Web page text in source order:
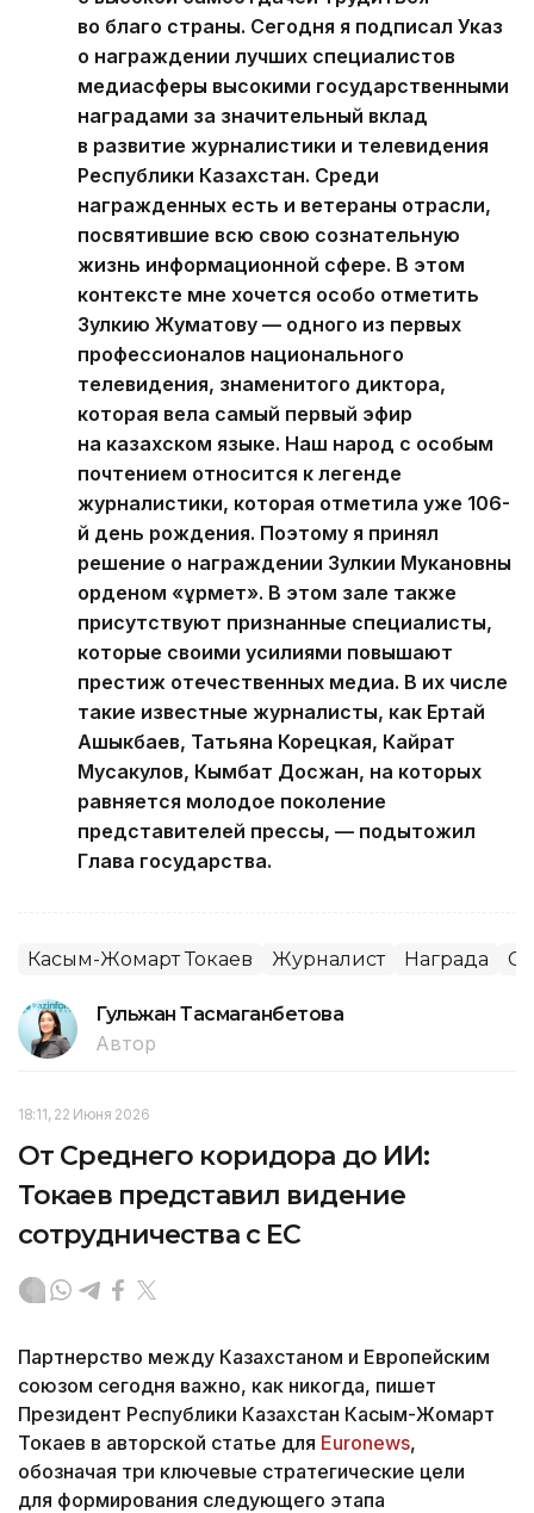
во благо страны. Сегодня я подписал Указ
о награждении лучших специалистов
медиасферы высокими государственными
наградами за значительный вклад
в развитие журналистики и телевидения
Республики Казахстан. Среди
награжденных есть и ветераны отрасли,
посвятившие всю свою сознательную
жизнь информационной сфере. В этом
контексте мне хочется особо отметить
Зулкию Жуматову — одного из первых
профессионалов национального
телевидения, знаменитого диктора,
которая вела самый первый эфир
на казахском языке. Наш народ с особым
почтением относится к легенде
журналистики, которая отметила уже 106-
й день рождения. Поэтому я принял
решение о награждении Зулкии Мукановны
орденом «Құрмет». В этом зале также
присутствуют признанные специалисты,
которые своими усилиями повышают
престиж отечественных медиа. В их числе
такие известные журналисты, как Ертай
Ашыкбаев, Татьяна Корецкая, Кайрат
Мусакулов, Кымбат Досжан, на которых
равняется молодое поколение
представителей прессы, — подытожил
Глава государства.
Касым-Жомарт Токаев Журналист Награда
Гульжан Тасмаганбетова
Автор
18:11, 22 Июня 2026
От Среднего коридора до ИИ:
Токаев представил видение
сотрудничества с ЕС
Партнерство между Казахстаном и Европейским
союзом сегодня важно, как никогда, пишет
Президент Республики Казахстан Касым-Жомарт
Токаев в авторской статье для Euronews,
обозначая три ключевые стратегические цели
для формирования следующего этапа